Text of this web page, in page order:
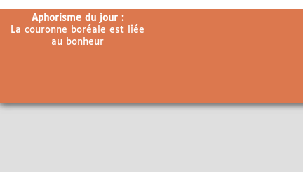
Aphorisme du jour :
La couronne boréale est liée
au bonheur